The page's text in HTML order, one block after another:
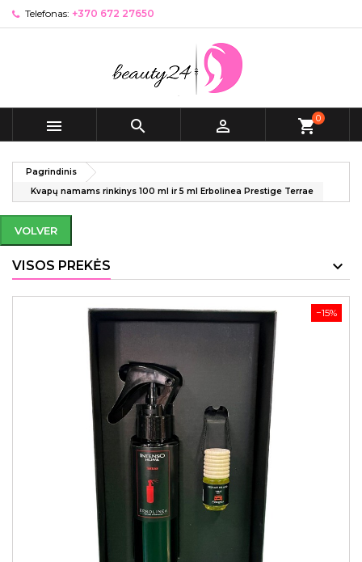
Telefonas: +370 672 27650
   shopping_cart0
Pagrindinis
Kvapų namams rinkinys 100 ml ir 5 ml Erbolinea Prestige Terrae
VOLVER
VISOS PREKĖS
−15%